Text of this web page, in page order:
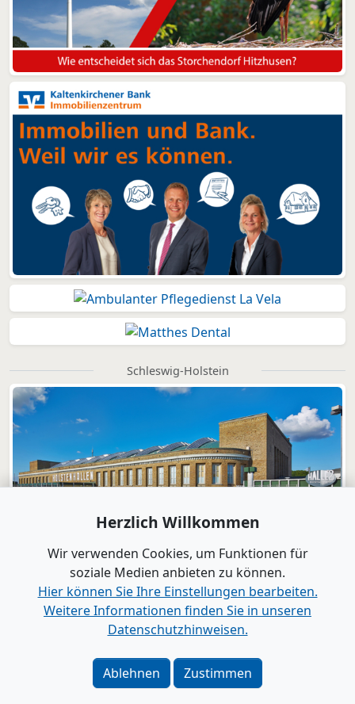
Schleswig-Holstein
Impressum |Datenschutz|Barrierefreiheit
Google als bevorzugte Quelle merken
Herzlich Willkommen
Wir verwenden Cookies, um Funktionen für
soziale Medien anbieten zu können.
Hier können Sie Ihre Einstellungen bearbeiten.
Weitere Informationen finden Sie in unseren
Datenschutzhinweisen.
Ablehnen Zustimmen